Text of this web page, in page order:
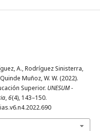
A., Rodríguez Sinisterra,
Muñoz, W. W. (2022).
Superior. UNESUM -
,6(4), 143–150.